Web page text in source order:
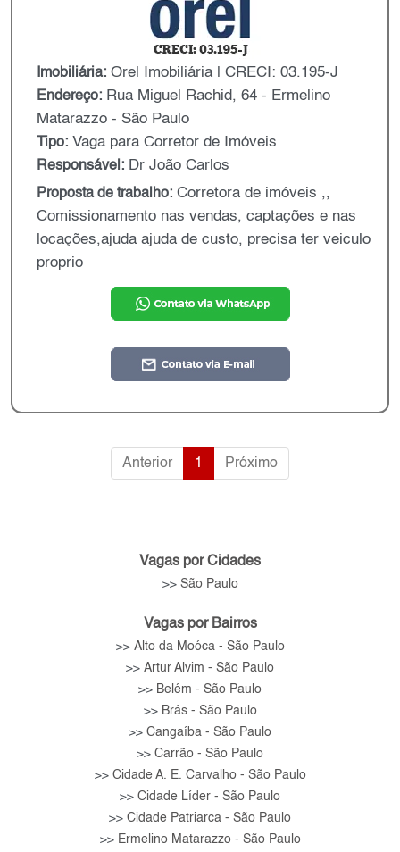
Imobiliária: Orel Imobiliária | CRECI: 03.195-J
Endereço: Rua Miguel Rachid, 64 - Ermelino
Matarazzo - São Paulo
Tipo: Vaga para Corretor de Imóveis
Responsável: Dr João Carlos
Proposta de trabalho: Corretora de imóveis ,,
Comissionamento nas vendas, captações e nas
locações,ajuda ajuda de custo, precisa ter veiculo
proprio
Anterior 1 Próximo
Vagas por Cidades
>> São Paulo
Vagas por Bairros
>> Alto da Moóca - São Paulo
>> Artur Alvim - São Paulo
>> Belém - São Paulo
>> Brás - São Paulo
>> Cangaíba - São Paulo
>> Carrão - São Paulo
>> Cidade A. E. Carvalho - São Paulo
>> Cidade Líder - São Paulo
>> Cidade Patriarca - São Paulo
>> Ermelino Matarazzo - São Paulo